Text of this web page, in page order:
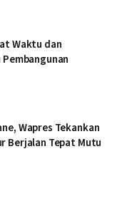
Waktu dan
Wapres Tekankan
Berjalan Tepat Mutu